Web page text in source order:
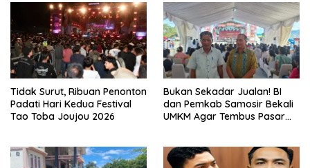
Tidak Surut, Ribuan Penonton
Padati Hari Kedua Festival
Tao Toba Joujou 2026
Bukan Sekadar Jualan! BI
dan Pemkab Samosir Bekali
UMKM Agar Tembus Pasar